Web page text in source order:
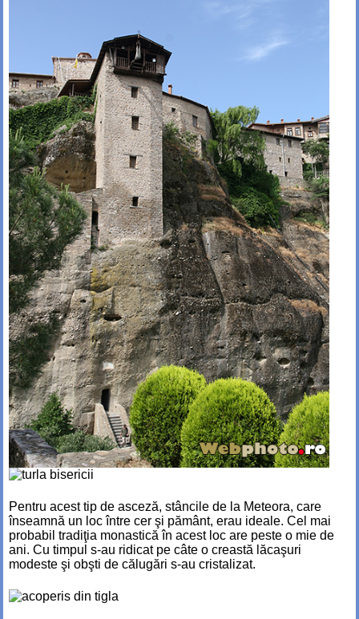
Pentru acest tip de asceză, stâncile de la Meteora, care
înseamnă un loc între cer şi pământ, erau ideale. Cel mai
probabil tradiţia monastică în acest loc are peste o mie de
ani. Cu timpul s-au ridicat pe câte o creastă lăcaşuri
modeste şi obşti de călugări s-au cristalizat.